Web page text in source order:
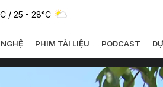
/ 25 - 28°C
PHIM TÀI LIỆU PODCAST